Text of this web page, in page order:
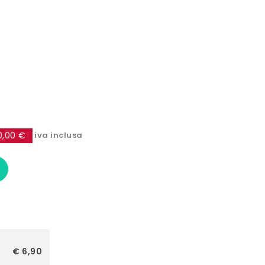
€ iva inclusa
€ 6,90